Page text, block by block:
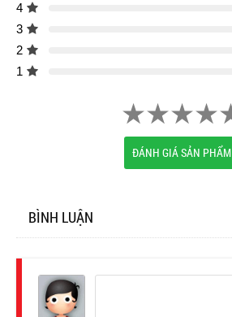
4
3
2
1
ĐÁNH GIÁ SẢN PHẨM
BÌNH LUẬN